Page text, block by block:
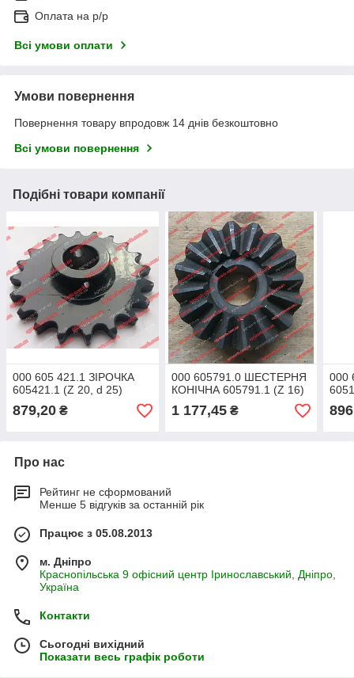
Оплата на р/р
Всі умови оплати
Умови повернення
Повернення товару впродовж 14 днів безкоштовно
Всі умови повернення
Подібні товари компанії
000 605 421.1 ЗІРОЧКА
605421.1 (Z 20, d 25)
879,20 ₴
000 605791.0 ШЕСТЕРНЯ
КОНІЧНА 605791.1 (Z 16)
1 177,45₴
000
Про нас
Рейтинг не сформований
Менше 5 відгуків за останній рік
Працює з 05.08.2013
м. Дніпро
Краснопільська 9 офісний центр Іринославський, Дніпро,
Україна
Контакти
Сьогодні вихідний
Показати весь графік роботи